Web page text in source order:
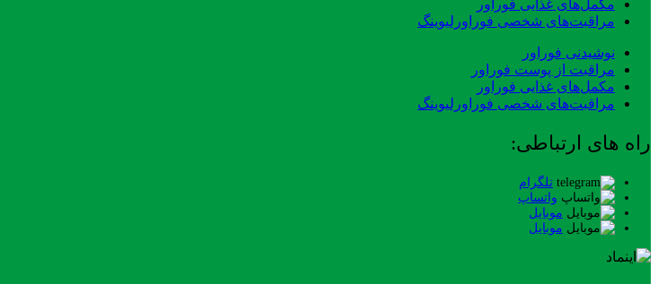
مکمل‌های غذایی فوراور
مراقبت‌های شخصی فوراورلیوینگ
نوشیدنی فوراور
مراقبت از پوست فوراور
مکمل‌های غذایی فوراور
مراقبت‌های شخصی فوراورلیوینگ
راه های ارتباطی:
تلگرام
واتساپ
موبایل
موبایل